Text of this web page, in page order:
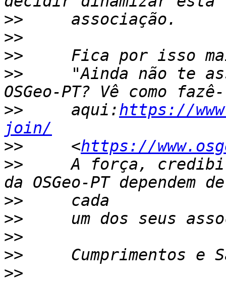
>>
>>
>>
>>
"Ainda não te
>>
     aqui:
https://
join/
>>
     <
https://
>>
A força,
>>
>>
>>
>>
>>